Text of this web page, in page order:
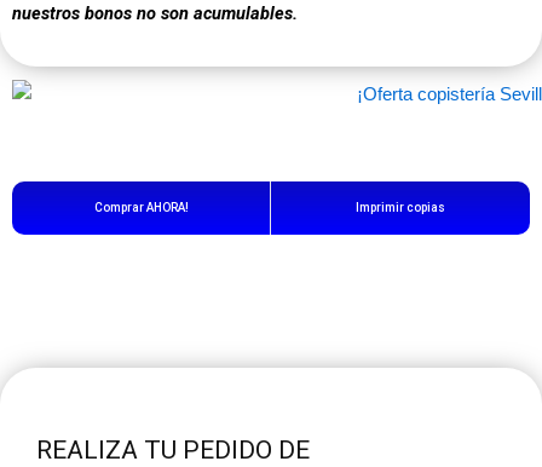
nuestros bonos no son acumulables.
Comprar AHORA! Imprimir copias
REALIZA TU PEDIDO DE